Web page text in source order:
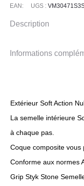
Volcom
EAN: UGS :
Description
Informations
Extérieur Soft Action
La semelle intérieure
à chaque pas.
Coque composite vous
Conforme aux normes
Grip Styk Stone